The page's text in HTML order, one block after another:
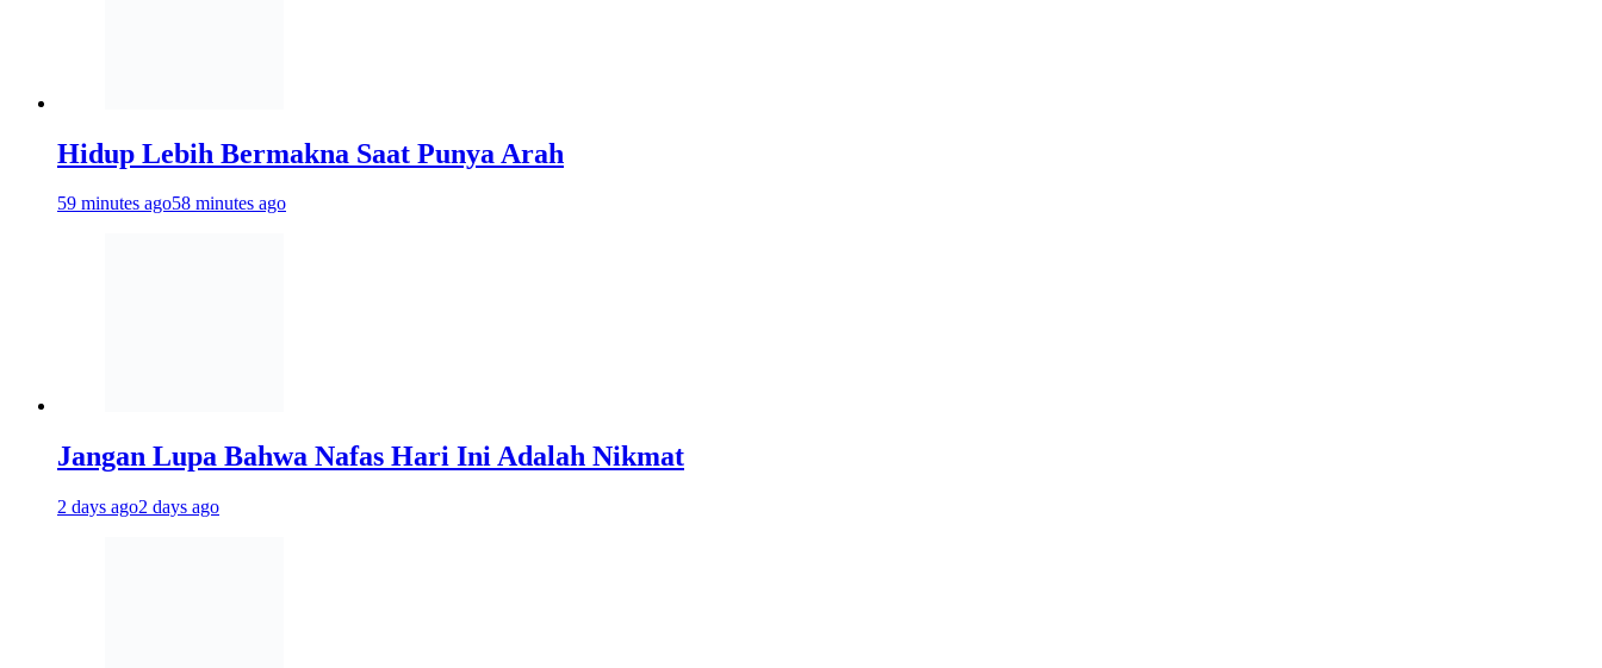
Hidup Lebih Bermakna Saat Punya Arah
59 minutes ago58 minutes ago
Jangan Lupa Bahwa Nafas Hari Ini Adalah Nikmat
2 days ago2 days ago